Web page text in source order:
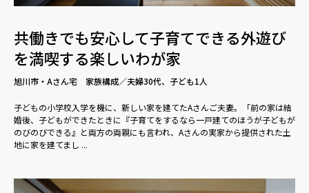
共働きでも安心して子育てできる外遊び
を満喫する楽しいわが家
旭川市・Aさん宅 家族構成／夫婦30代、子ども1人
子どもの小学校入学を機に、新しい家を建てたAさんご夫妻。「前の家は結
婚後、子どもができたときに『子育てをするなら一戸建てのほうが子どもが
のびのびできる』と両方の両親にも言われ、Aさんの実家から提供された土
地に家を建てまし ...